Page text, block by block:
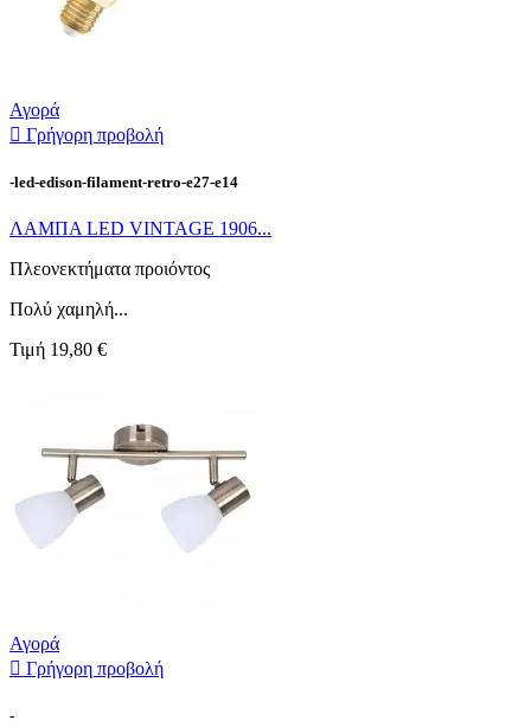
Αγορά
 Γρήγορη προβολή
-led-edison-filament-retro-e27-e14
ΛΑΜΠΑ LED VINTAGE 1906...
Πλεονεκτήματα προιόντος
Πολύ χαμηλή...
Τιμή 19,80 €
Αγορά
 Γρήγορη προβολή
-